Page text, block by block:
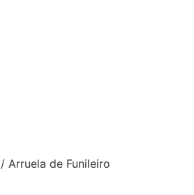
/ Arruela de Funileiro